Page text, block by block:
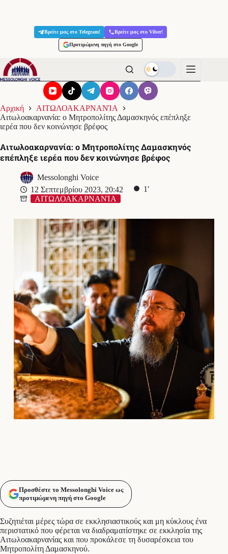
Βρείτε μας στο Telegram! Βρείτε μας στο Viber!
Προτιμώμενη πηγή στο Google
Αρχική
ΑΙΤΩΛΟΑΚΑΡΝΑΝΊΑ
Αιτωλοακαρνανία: ο Μητροπολίτης Δαμασκηνός επέπληξε
ιερέα που δεν κοινώνησε βρέφος
Αιτωλοακαρνανία: ο Μητροπολίτης Δαμασκηνός
επέπληξε ιερέα που δεν κοινώνησε βρέφος
Messolonghi Voice
12 Σεπτεμβρίου 2023, 20:42
1′
ΑΙΤΩΛΟΑΚΑΡΝΑΝΊΑ
Προσθέστε το Messolonghi Voice ως
προτιμώμενη πηγή στο Google
Συζητιέται μέρες τώρα σε εκκλησιαστικούς και μη κύκλους ένα
περιστατικό που φέρεται να διαδραματίστηκε σε εκκλησία της
Αιτωλοακαρνανίας και που προκάλεσε τη δυσαρέσκεια του
Μητροπολίτη Δαμασκηνού.